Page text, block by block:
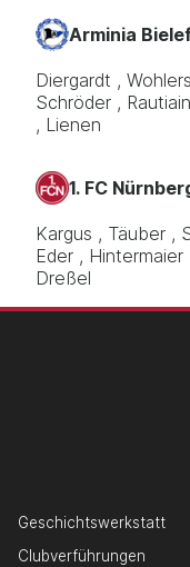
Arminia
Diergardt Wohlers
Schröder
Lienen
1. FC
Kargus Täuber
Eder
Hintermaier
Dreßel
Geschichtswerkstatt
Clubverführungen